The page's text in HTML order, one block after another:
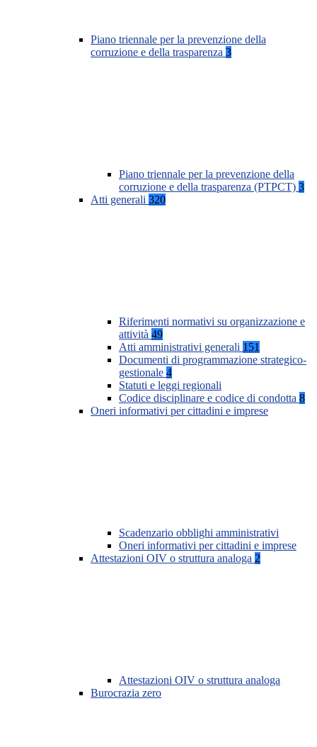
Piano triennale per la prevenzione della
corruzione e della trasparenza 3
Piano triennale per la prevenzione della
corruzione e della trasparenza (PTPCT) 3
Atti generali 320
Riferimenti normativi su organizzazione e
attività 49
Atti amministrativi generali 151
Documenti di programmazione strategico-
gestionale 4
Statuti e leggi regionali
Codice disciplinare e codice di condotta 8
Oneri informativi per cittadini e imprese
Scadenzario obblighi amministrativi
Oneri informativi per cittadini e imprese
Attestazioni OIV o struttura analoga 2
Attestazioni OIV o struttura analoga
Burocrazia zero